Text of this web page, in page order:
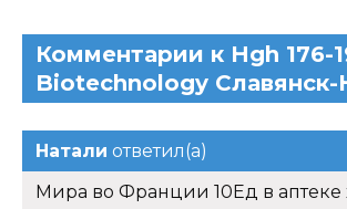
Комментарии к Hgh 176-
Biotechnology Славянск-
Натали ответил(а)
Мира во Франции 10Ед в аптеке